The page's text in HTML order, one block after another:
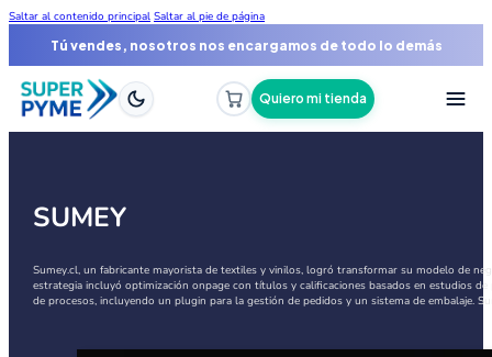
Saltar al contenido principal Saltar al pie de página
Tú vendes, nosotros nos encargamos de todo lo demás
Quiero mi tienda
SUMEY
Sumey.cl, un fabricante mayorista de textiles y vinilos, logró transformar su modelo de
estrategia incluyó optimización onpage con títulos y calificaciones basados en estudios
de procesos, incluyendo un plugin para la gestión de pedidos y un sistema de embalaje.